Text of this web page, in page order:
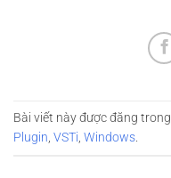
Bài viết này được đăng trong
Plugin VSTi Windows